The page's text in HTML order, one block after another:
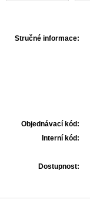
Stručné informace:
Objednávací kód:
Interní kód:
Dostupnost: